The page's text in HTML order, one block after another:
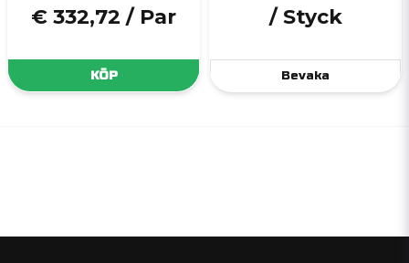
€ 332,72 / Par
KÖP
/ Styck
Bevaka